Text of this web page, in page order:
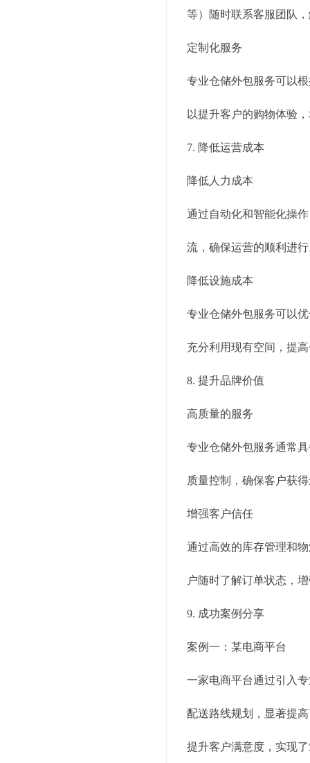
等）随时联系客服团队
定制化服务
专业仓储外包服务可以
以提升客户的购物体验
7. 降低运营成本
降低人力成本
通过自动化和智能化操
流，确保运营的顺利进
降低设施成本
专业仓储外包服务可以
充分利用现有空间，提
8. 提升品牌价值
高质量的服务
专业仓储外包服务通常
质量控制，确保客户获
增强客户信任
通过高效的库存管理和
户随时了解订单状态，
9. 成功案例分享
案例一：某电商平台
一家电商平台通过引入
配送路线规划，显著提
提升客户满意度，实现